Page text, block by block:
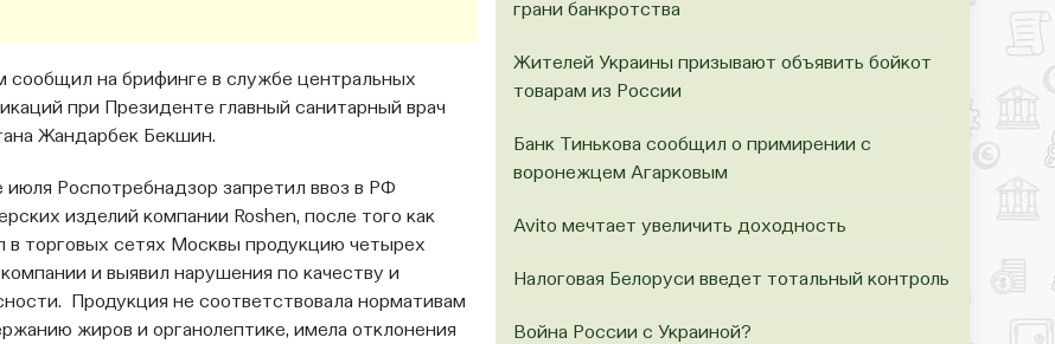
сообщил на брифинге в службе центральных
при Президенте главный санитарный врач
Жандарбек Бекшин.
июля Роспотребнадзор запретил ввоз в РФ
изделий компании Roshen, после того как
в торговых сетях Москвы продукцию четырех
и выявил нарушения по качеству и
Продукция не соответствовала нормативам
жиров и органолептике, имела отклонения
грани банкротства
Жителей Украины призывают объявить бойкот
товарам из России
Банк Тинькова сообщил о примирении с
воронежцем Агарковым
Avito мечтает увеличить доходность
Налоговая Белоруси введет тотальный контроль
Война России с Украиной?